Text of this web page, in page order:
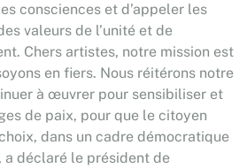
consciences et d’appeler les
valeurs de l’unité et de
Chers artistes, notre mission est
en fiers. Nous réitérons notre
à œuvrer pour sensibiliser et
de paix, pour que le citoyen
dans un cadre démocratique
a déclaré le président de